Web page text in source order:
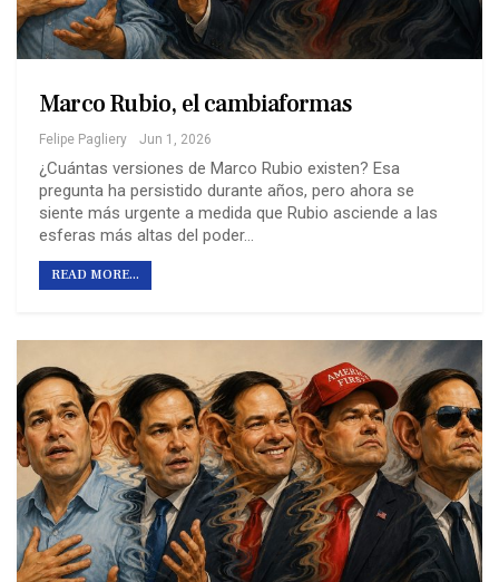
Marco Rubio, el cambiaformas
Felipe Pagliery Jun 1, 2026
¿Cuántas versiones de Marco Rubio existen? Esa
pregunta ha persistido durante años, pero ahora se
siente más urgente a medida que Rubio asciende a las
esferas más altas del poder…
READ MORE...